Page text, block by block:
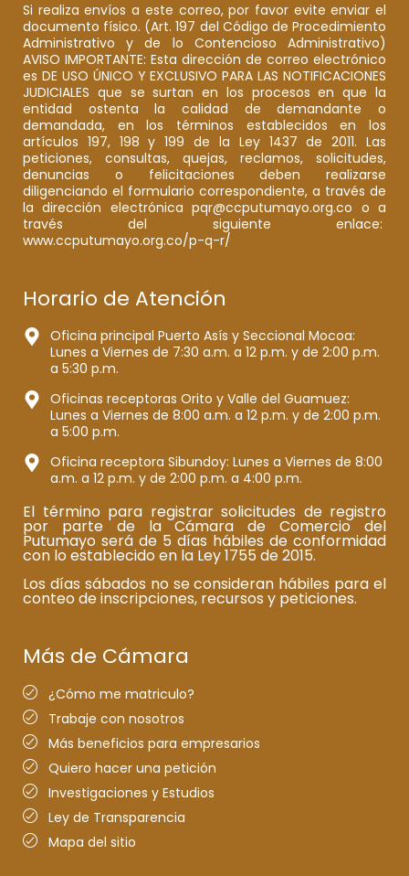
Si realiza envíos a este correo, por favor evite enviar el
documento físico. (Art. 197 del Código de Procedimiento
Administrativo y de lo Contencioso Administrativo)
AVISO IMPORTANTE: Esta dirección de correo electrónico
es DE USO ÚNICO Y EXCLUSIVO PARA LAS NOTIFICACIONES
JUDICIALES que se surtan en los procesos en que la
entidad ostenta la calidad de demandante o
demandada, en los términos establecidos en los
artículos 197, 198 y 199 de la Ley 1437 de 2011. Las
peticiones, consultas, quejas, reclamos, solicitudes,
denuncias o felicitaciones deben realizarse
diligenciando el formulario correspondiente, a través de
la dirección electrónica pqr@ccputumayo.org.co o a
través del siguiente enlace:
www.ccputumayo.org.co/p-q-r/
Horario de Atención
Oficina principal Puerto Asís y Seccional Mocoa:
Lunes a Viernes de 7:30 a.m. a 12 p.m. y de 2:00 p.m.
a 5:30 p.m.
Oficinas receptoras Orito y Valle del Guamuez:
Lunes a Viernes de 8:00 a.m. a 12 p.m. y de 2:00 p.m.
a 5:00 p.m.
Oficina receptora Sibundoy: Lunes a Viernes de 8:00
a.m. a 12 p.m. y de 2:00 p.m. a 4:00 p.m.
El término para registrar solicitudes de registro
por parte de la Cámara de Comercio del
Putumayo será de 5 días hábiles de conformidad
con lo establecido en la Ley 1755 de 2015.
Los días sábados no se consideran hábiles para el
conteo de inscripciones, recursos y peticiones.
Más de Cámara
¿Cómo me matriculo?
Trabaje con nosotros
Más beneficios para empresarios
Quiero hacer una petición
Investigaciones y Estudios
Ley de Transparencia
Mapa del sitio